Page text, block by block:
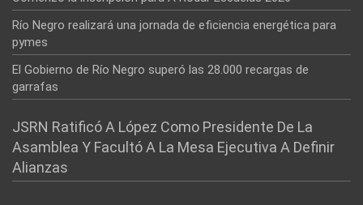
Río Negro realizará una jornada de eficiencia energética para
pymes
El Gobierno de Río Negro superó las 28.000 recargas de
garrafas
JSRN Ratificó A López Como Presidente De La
Asamblea Y Facultó A La Mesa Ejecutiva A Definir
Alianzas